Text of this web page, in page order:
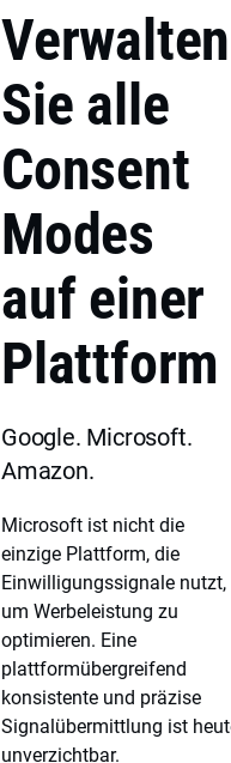
Verwalten
Sie alle
Consent
Modes
auf einer
Plattform
Google. Microsoft.
Amazon.
Microsoft ist nicht die
einzige Plattform, die
Einwilligungssignale nutzt,
um Werbeleistung zu
optimieren. Eine
plattformübergreifend
konsistente und präzise
Signalübermittlung ist
unverzichtbar.